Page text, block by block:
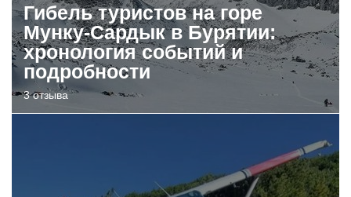
Гибель туристов на горе
Мунку-Сардык в Бурятии:
хронология событий и
подробности
3 отзыва